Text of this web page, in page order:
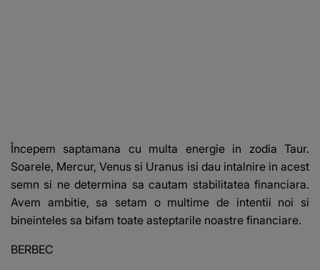
Începem saptamana cu multa energie in zodia Taur.
Soarele, Mercur, Venus si Uranus isi dau intalnire in acest
semn si ne determina sa cautam stabilitatea financiara.
Avem ambitie, sa setam o multime de intentii noi si
bineinteles sa bifam toate asteptarile noastre financiare.
BERBEC